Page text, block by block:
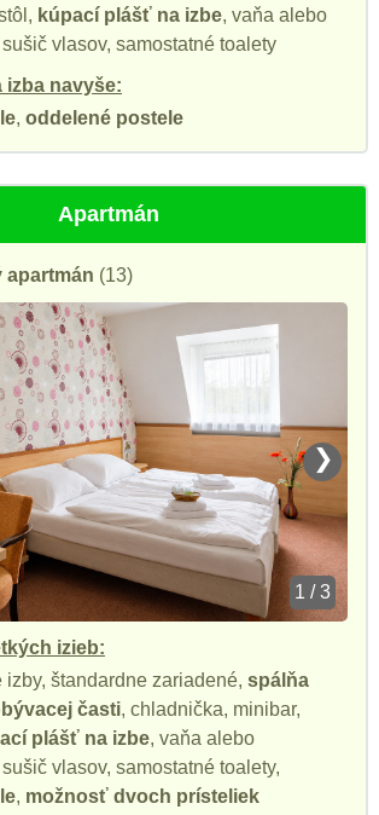
kúpací plášť na izbe, vaňa alebo
vlasov, samostatné toalety
navyše:
, oddelené postele
Apartmán
(13)
❯
1 / 3
izieb:
izby, štandardne zariadené, spálňa
časti, chladnička, minibar,
plášť na izbe, vaňa alebo
vlasov, samostatné toalety,
, možnosť dvoch prísteliek